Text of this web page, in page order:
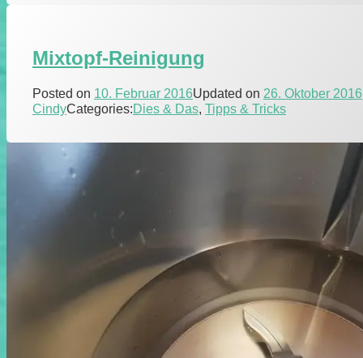
Mixtopf-Reinigung
Posted on 10. Februar 2016Updated on 26. Oktober 2016
CindyCategories:Dies & Das, Tipps & Tricks